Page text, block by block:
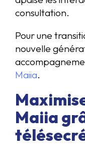
consultation.
Pour une
nouvelle
Maiia.
Maiia